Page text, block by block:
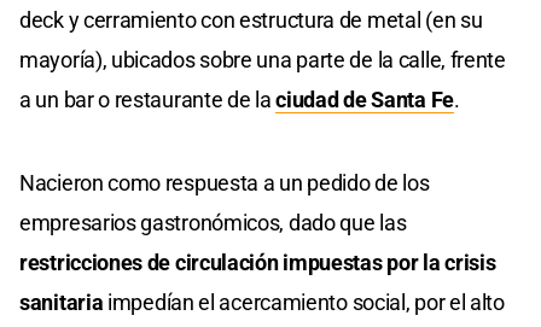
deck y cerramiento con estructura de metal (en su
mayoría), ubicados sobre una parte de la calle, frente
a un bar o restaurante de laciudadde Santa Fe.
Nacieron como respuesta a un pedido de los
empresarios gastronómicos, dado que las
restricciones de circulación impuestas por la crisis
sanitaria impedían el acercamiento social, por el alto